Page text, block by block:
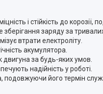
і стійкість до
заряду за
втрати електроліту.
акумулятора.
двигуна за будь-яких умов.
надійність у роботі.
подовжуючи його термін